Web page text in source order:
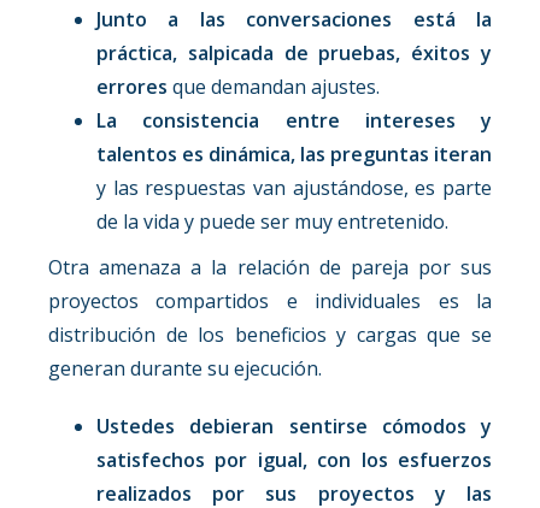
Junto a las conversaciones está
la
práctica, salpicada de pruebas, éxitos y
errores que demandan ajustes.
La consistencia entre intereses y
talentos es dinámica, las preguntas iteran
y las respuestas van ajustándose, es parte
de la vida y puede ser muy entretenido.
Otra amenaza a la relación de pareja por sus
proyectos compartidos e individuales es la
distribución de los beneficios y cargas que se
generan durante su ejecución.
Ustedes debieran sentirse cómodos y
satisfechos por igual, con los esfuerzos
realizados por sus proyectos y las